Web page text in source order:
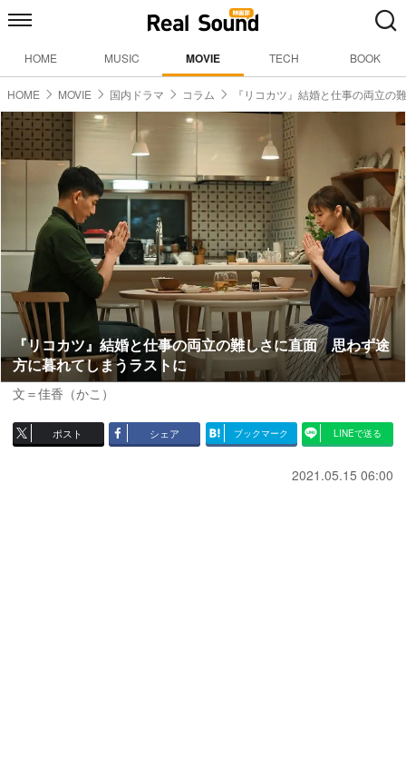
HOME MUSIC MOVIE TECH BOOK
HOME MOVIE 国内ドラマ コラム 『リコカツ』結婚と仕事の両立の
『リコカツ』結婚と仕事の両立の難しさに直面 思わず途
方に暮れてしまうラストに
文＝佳香（かこ）
ポスト シェア ブックマーク LINEで送る
2021.05.15 06:00